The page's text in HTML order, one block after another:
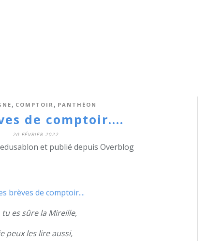
, COMPTOIR , PANTHÉON
de comptoir....
20 FÉVRIER 2022
et publié depuis Overblog
tu es sûre la Mireille,
peux les lire aussi,